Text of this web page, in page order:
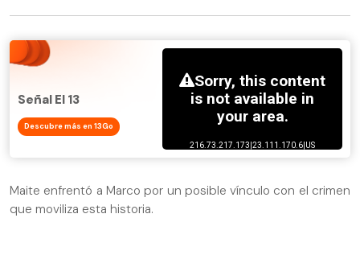
Señal El 13
Descubre más en 13Go
Maite enfrentó a Marco por un posible vínculo con el crimen
que moviliza esta historia.